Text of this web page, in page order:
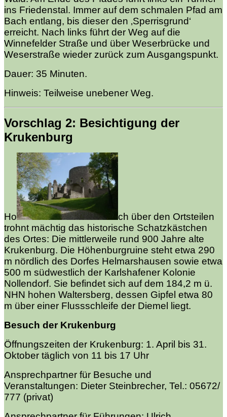
ins Friedenstal. Immer auf dem schmalen Pfad am
Bach entlang, bis dieser den ‚Sperrisgrund‘
erreicht. Nach links führt der Weg auf die
Winnefelder Straße und über Weserbrücke und
Weserstraße wieder zurück zum Ausgangspunkt.
Dauer: 35 Minuten.
Hinweis: Teilweise unebener Weg.
Vorschlag 2: Besichtigung der
Krukenburg
Ho
ch über den Ortsteilen
trohnt mächtig das historische Schatzkästchen
des Ortes: Die mittlerweile rund 900 Jahre alte
Krukenburg. Die Höhenburgruine steht etwa 290
m nördlich des Dorfes Helmarshausen sowie etwa
500 m südwestlich der Karlshafener Kolonie
Nollendorf. Sie befindet sich auf dem 184,2 m ü.
NHN hohen Waltersberg, dessen Gipfel etwa 80
m über einer Flussschleife der Diemel liegt.
Besuch der Krukenburg
Öffnungszeiten der Krukenburg: 1. April bis 31.
Oktober täglich von 11 bis 17 Uhr
Ansprechpartner für Besuche und
Veranstaltungen: Dieter Steinbrecher, Tel.: 05672/
777 (privat)